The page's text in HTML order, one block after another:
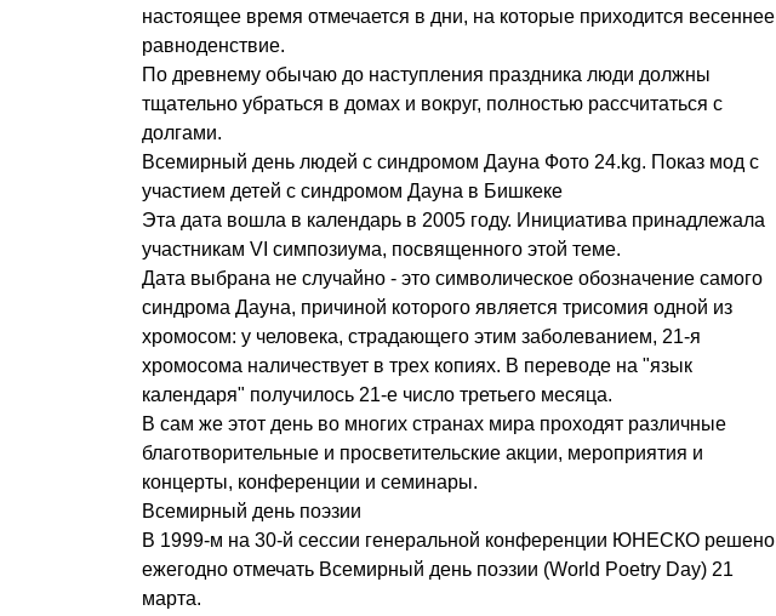
настоящее время отмечается в дни, на которые приходится весеннее
равноденствие.
По древнему обычаю до наступления праздника люди должны
тщательно убраться в домах и вокруг, полностью рассчитаться с
долгами.
Всемирный день людей с синдромом Дауна Фото 24.kg. Показ мод с
участием детей с синдромом Дауна в Бишкеке
Эта дата вошла в календарь в 2005 году. Инициатива принадлежала
участникам VI симпозиума, посвященного этой теме.
Дата выбрана не случайно - это символическое обозначение самого
синдрома Дауна, причиной которого является трисомия одной из
хромосом: у человека, страдающего этим заболеванием, 21-я
хромосома наличествует в трех копиях. В переводе на "язык
календаря" получилось 21-е число третьего месяца.
В сам же этот день во многих странах мира проходят различные
благотворительные и просветительские акции, мероприятия и
концерты, конференции и семинары.
Всемирный день поэзии
В 1999-м на 30-й сессии генеральной конференции ЮНЕСКО решено
ежегодно отмечать Всемирный день поэзии (World Poetry Day) 21
марта.